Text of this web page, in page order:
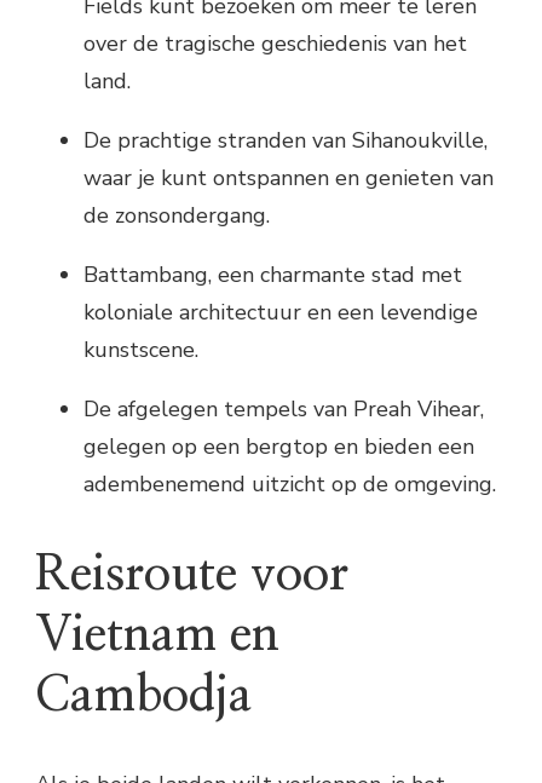
Fields kunt bezoeken om meer te leren
over de tragische geschiedenis van het
land.
De prachtige stranden van Sihanoukville,
waar je kunt ontspannen en genieten van
de zonsondergang.
Battambang, een charmante stad met
koloniale architectuur en een levendige
kunstscene.
De afgelegen tempels van Preah Vihear,
gelegen op een bergtop en bieden een
adembenemend uitzicht op de omgeving.
Reisroute voor
Vietnam en
Cambodja